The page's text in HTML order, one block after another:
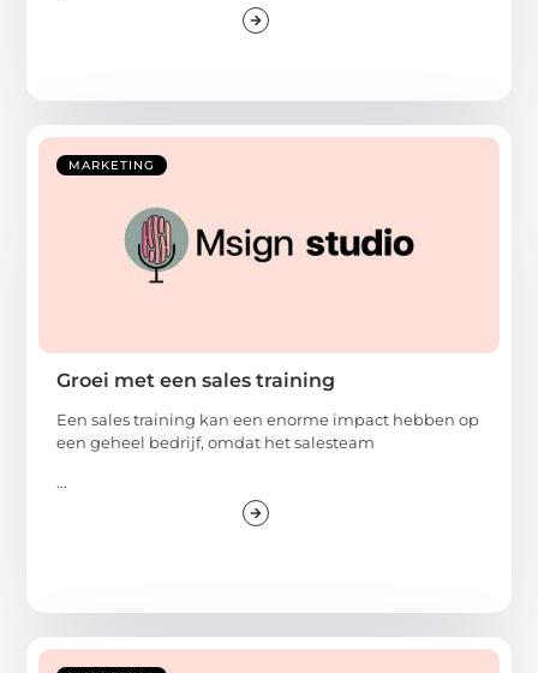
MARKETING
Groei met een sales training
Een sales training kan een enorme impact hebben op
een geheel bedrijf, omdat het salesteam
...